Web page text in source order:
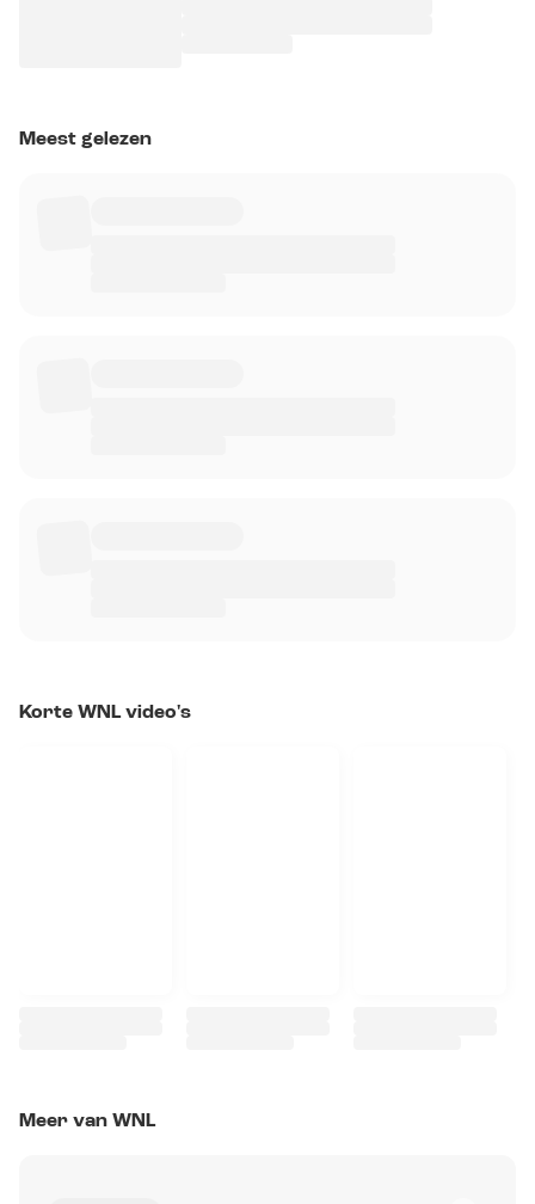
Meest gelezen
Korte WNL video's
Meer van WNL